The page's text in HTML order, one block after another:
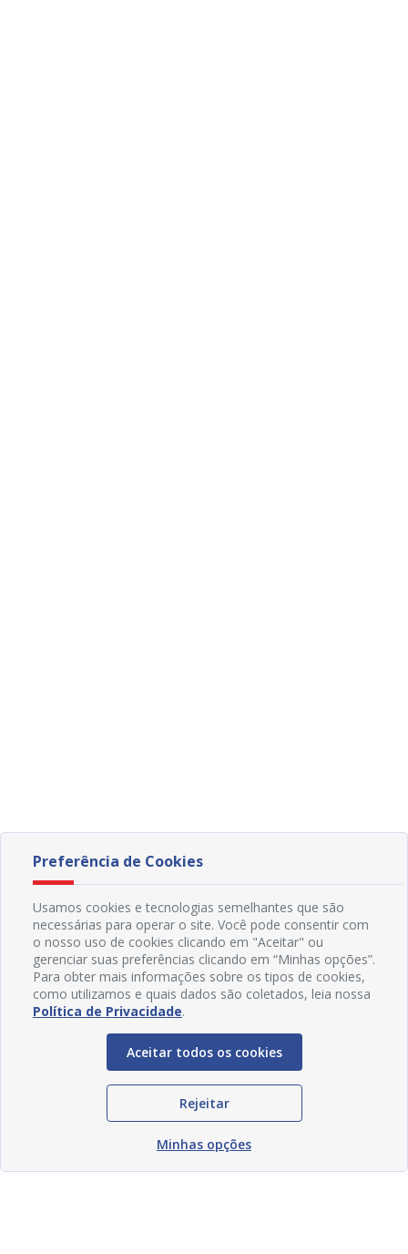
Preferência de Cookies
Usamos cookies e tecnologias semelhantes que são
necessárias para operar o site. Você pode consentir com
o nosso uso de cookies clicando em "Aceitar" ou
gerenciar suas preferências clicando em “Minhas opções”.
Para obter mais informações sobre os tipos de cookies,
como utilizamos e quais dados são coletados, leia nossa
Política de Privacidade.
Aceitar todos os cookies
Rejeitar
Minhas opções